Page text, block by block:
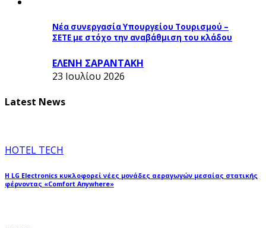
Νέα συνεργασία Υπουργείου Τουρισμού –
ΣΕΤΕ με στόχο την αναβάθμιση του κλάδου
ΕΛΕΝΗ ΣΑΡΑΝΤΑΚΗ
23 Ιουλίου 2026
Latest News
HOTEL TECH
Η LG Electronics κυκλοφορεί νέες μονάδες αεραγωγών μεσαίας στατικής
φέρνοντας «Comfort Anywhere»